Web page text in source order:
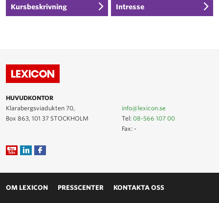
Kursbeskrivning Intresse
HUVUDKONTOR
Klarabergsviadukten 70,
Box 863, 101 37 STOCKHOLM
info@lexicon.se
Tel:08-566 107 00
Fax: -
OM LEXICON PRESSCENTER KONTAKTA OSS